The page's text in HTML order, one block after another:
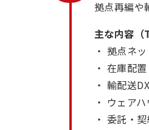
拠点再編や
主な内容（
拠点ネ
在庫配
輸配送
ウェア
委託・